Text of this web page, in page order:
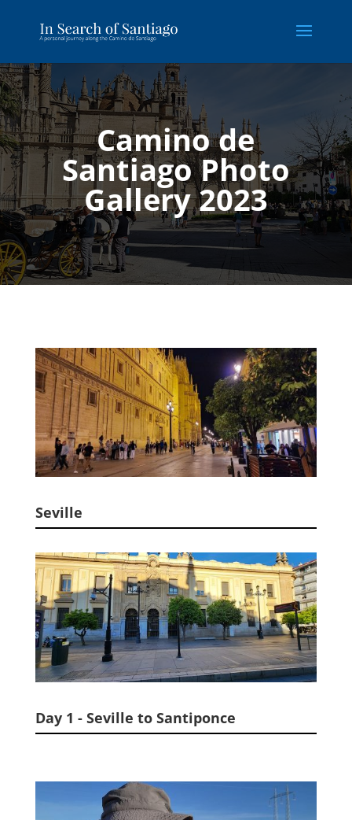
Camino de
Santiago Photo
Gallery 2023
Seville
Day 1 - Seville to Santiponce